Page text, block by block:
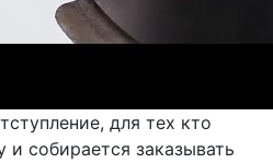
для тех кто
и собирается заказывать